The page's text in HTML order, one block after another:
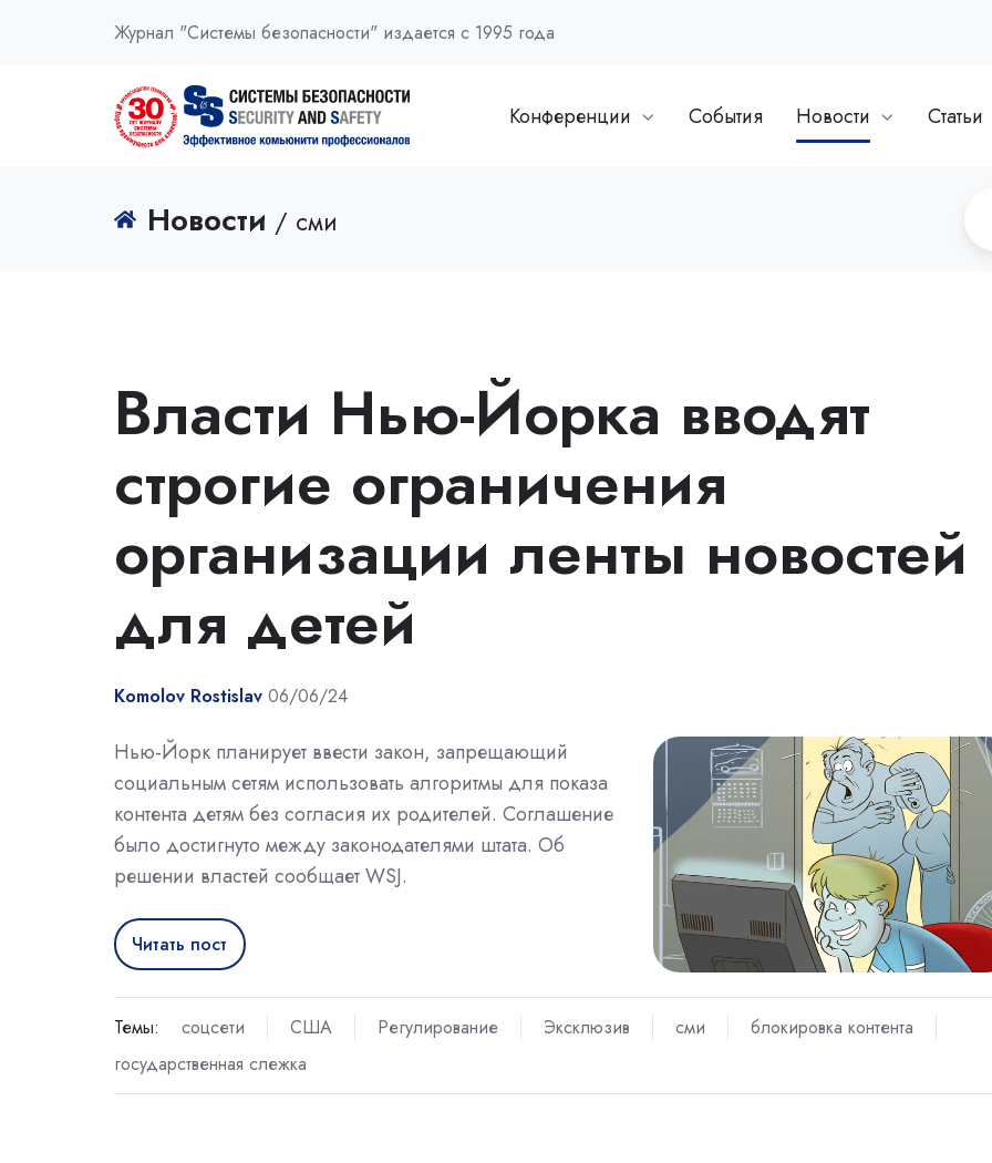
Журнал "Системы безопасности" издается с 1995 года
Конференции События Новости Статьи
Новости / сми
Власти Нью-Йорка вводят
строгие ограничения
организации ленты новостей
для детей
Komolov Rostislav 06/06/24
Нью-Йорк планирует ввести закон, запрещающий
социальным сетям использовать алгоритмы для показа
контента детям без согласия их родителей. Соглашение
было достигнуто между законодателями штата. Об
решении властей сообщает WSJ.
Читать пост
Темы: соцсети США Регулирование Эксклюзив сми
блокировка контента
государственная слежка